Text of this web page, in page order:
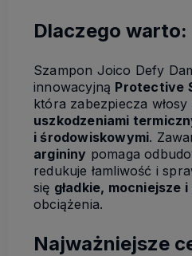
Dlaczego warto:
Szampon Joico Defy
innowacyjną Protective
która zabezpiecza włosy
uszkodzeniami
i środowiskowymi.
argininy pomaga
redukuje łamliwość i
się gładkie, mocniejsze i
obciążenia.
Najważniejsze